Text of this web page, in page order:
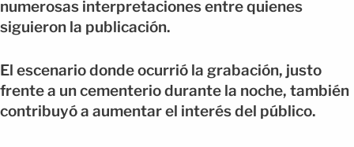
numerosas interpretaciones entre quienes
siguieron la publicación.
El escenario donde ocurrió la grabación, justo
frente a un cementerio durante la noche, también
contribuyó a aumentar el interés del público.